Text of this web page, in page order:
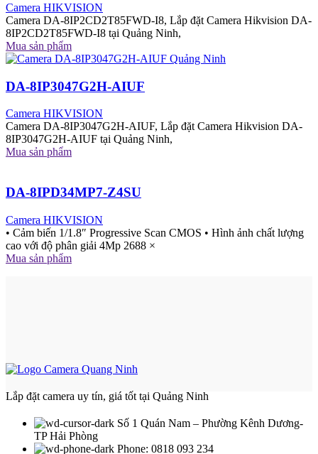
Camera HIKVISION
Camera DA-8IP2CD2T85FWD-I8, Lắp đặt Camera Hikvision DA-
8IP2CD2T85FWD-I8 tại Quảng Ninh,
Mua sản phẩm
DA-8IP3047G2H-AIUF
Camera HIKVISION
Camera DA-8IP3047G2H-AIUF, Lắp đặt Camera Hikvision DA-
8IP3047G2H-AIUF tại Quảng Ninh,
Mua sản phẩm
DA-8IPD34MP7-Z4SU
Camera HIKVISION
• Cảm biến 1/1.8″ Progressive Scan CMOS • Hình ảnh chất lượng
cao với độ phân giải 4Mp 2688 ×
Mua sản phẩm
Lắp đặt camera uy tín, giá tốt tại Quảng Ninh
Số 1 Quán Nam – Phường Kênh Dương-
TP Hải Phòng
Phone: 0818 093 234